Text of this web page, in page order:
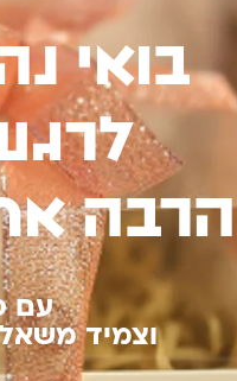
בואי
הרבה
עם
וצמיד